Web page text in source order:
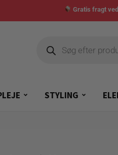
Gratis fragt
STYLING